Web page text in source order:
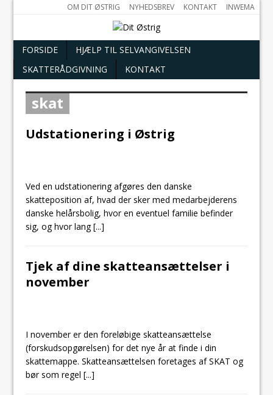
OM DIT ØSTRIG NYHEDSBREV KONTAKT INWEMA
FORSIDE
HJÆLP TIL SELVANGIVELSEN
SKATTERÅDGIVNING
KONTAKT
skat
Udstationering i Østrig
Ved en udstationering afgøres den danske
skatteposition af, hvad der sker med medarbejderens
danske helårsbolig, hvor en eventuel familie befinder
sig, og hvor lang[...]
Tjek af dine skatteansættelser i
november
I november er den foreløbige skatteansættelse
(forskudsopgørelsen) for det nye år at finde i din
skattemappe. Skatteansættelsen foretages af SKAT og
bør som regel[...]